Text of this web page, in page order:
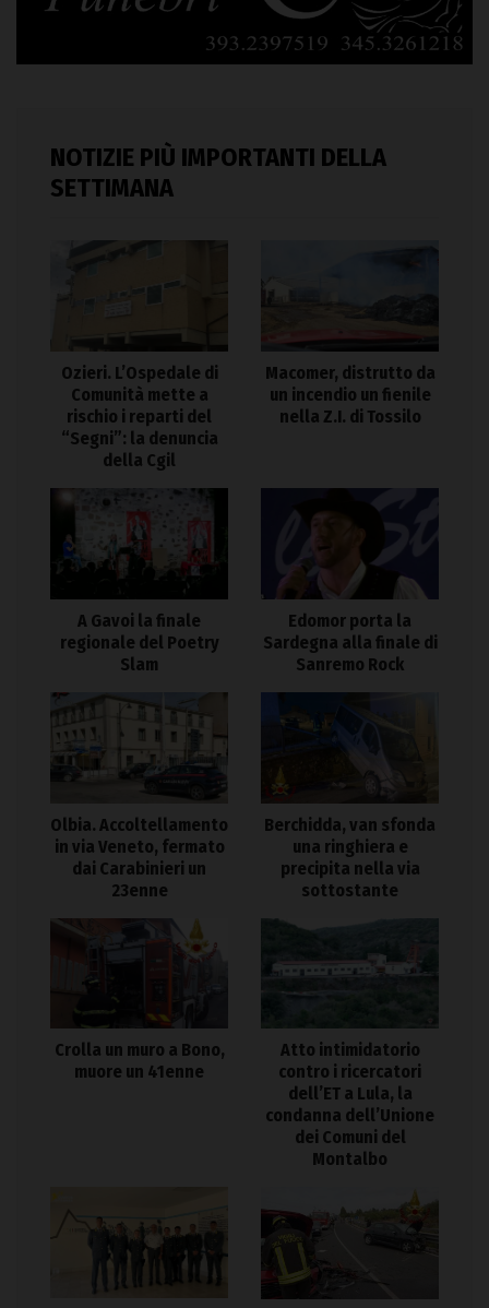
NOTIZIE PIÙ IMPORTANTI DELLA
SETTIMANA
Ozieri. L’Ospedale di
Comunità mette a
rischio i reparti del
“Segni”: la denuncia
della Cgil
Macomer, distrutto da
un incendio un fienile
nella Z.I. di Tossilo
A Gavoi la finale
regionale del Poetry
Slam
Edomor porta la
Sardegna alla finale di
Sanremo Rock
Olbia. Accoltellamento
in via Veneto, fermato
dai Carabinieri un
23enne
Berchidda, van sfonda
una ringhiera e
precipita nella via
sottostante
Crolla un muro a Bono,
muore un 41enne
Atto intimidatorio
contro i ricercatori
dell’ET a Lula, la
condanna dell’Unione
dei Comuni del
Montalbo